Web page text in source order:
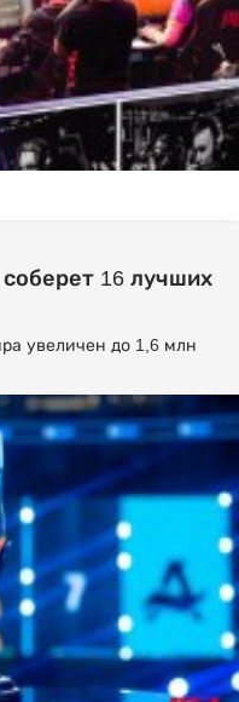
соберет 16 лучших
увеличен до 1,6 млн